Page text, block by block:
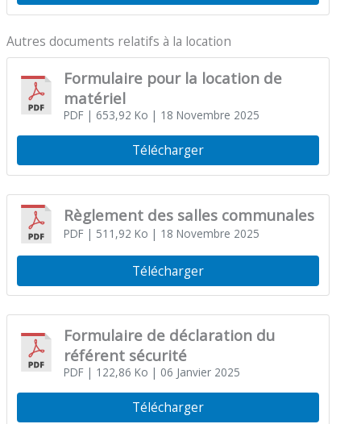
Autres documents relatifs à la location
Formulaire pour la location de
matériel
PDF| 653,92 Ko | 18 Novembre 2025
Télécharger
Règlement des salles communales
PDF| 511,92 Ko | 18 Novembre 2025
Télécharger
Formulaire de déclaration du
référent sécurité
PDF| 122,86 Ko | 06 Janvier 2025
Télécharger